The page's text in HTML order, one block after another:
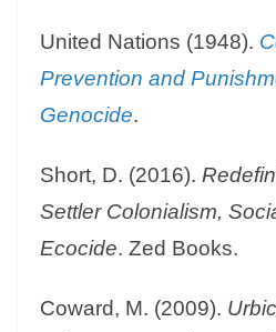
United Nations (1948).
Prevention and
Genocide.
Short, D. (2016).
Settler Colonialism,
Ecocide. Zed Books.
Coward, M. (2009).